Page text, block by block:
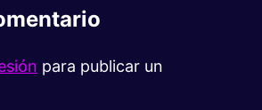
para publicar un